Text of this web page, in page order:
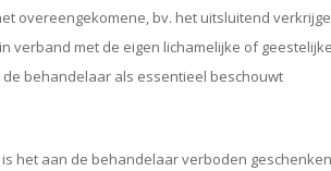
overeengekomene, bv. het uitsluitend
met de eigen lichamelijke of
behandelaar als essentieel beschouwt
het aan de behandelaar verboden